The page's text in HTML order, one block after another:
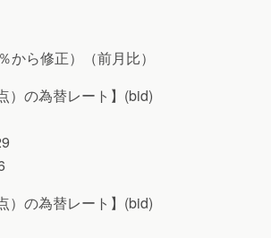
から修正）（前月比）
）の為替レート】(bid)
）の為替レート】(bid)